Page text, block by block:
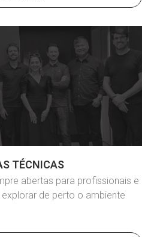
TÉCNICAS
abertas para profissionais e
de perto o ambiente